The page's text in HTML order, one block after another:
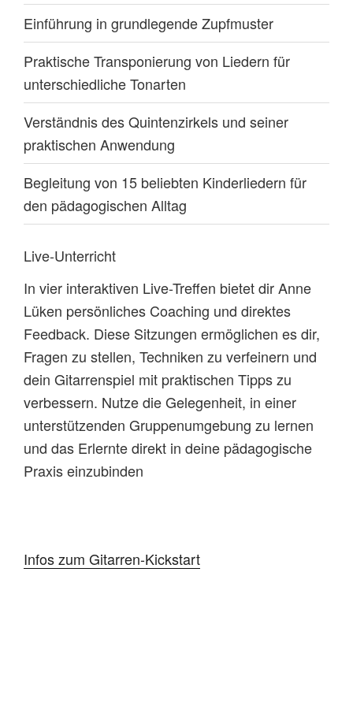
Einführung in grundlegende Zupfmuster
Praktische Transponierung von Liedern für
unterschiedliche Tonarten
Verständnis des Quintenzirkels und seiner
praktischen Anwendung
Begleitung von 15 beliebten Kinderliedern für
den pädagogischen Alltag
Live-Unterricht
In vier interaktiven Live-Treffen bietet dir Anne
Lüken persönliches Coaching und direktes
Feedback. Diese Sitzungen ermöglichen es dir,
Fragen zu stellen, Techniken zu verfeinern und
dein Gitarrenspiel mit praktischen Tipps zu
verbessern. Nutze die Gelegenheit, in einer
unterstützenden Gruppenumgebung zu lernen
und das Erlernte direkt in deine pädagogische
Praxis einzubinden
Infos zum Gitarren-Kickstart